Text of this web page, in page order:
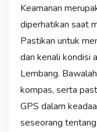
Keamanan
diperhatikan saat
Pastikan untuk
dan kenali kondisi
Lembang.
kompas, serta
GPS dalam
seseorang